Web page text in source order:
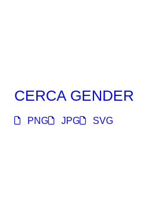
CERCA GENDER
PNG JPG SVG